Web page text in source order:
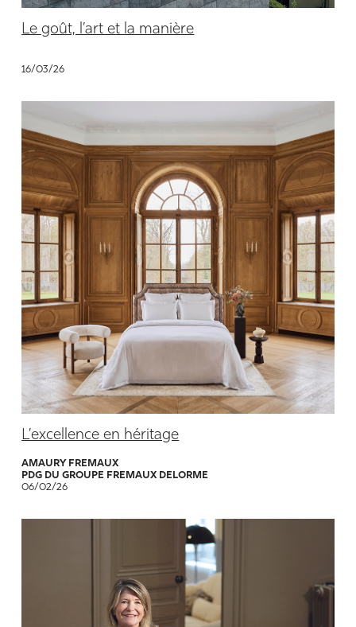
Le goût, l’art et la manière
16/03/26
L’excellence en héritage
AMAURY FREMAUX
PDG DU GROUPE FREMAUX DELORME
06/02/26